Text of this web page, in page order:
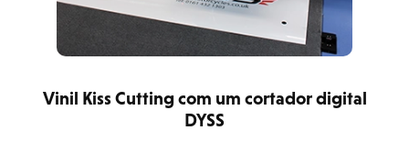
Vinil Kiss Cutting com um cortador digital
DYSS